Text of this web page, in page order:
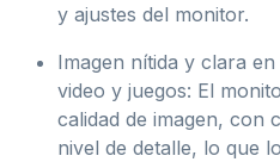
y ajustes del monitor.
Imagen nítida y clara
video y juegos: El
calidad de imagen, con
nivel de detalle, lo que